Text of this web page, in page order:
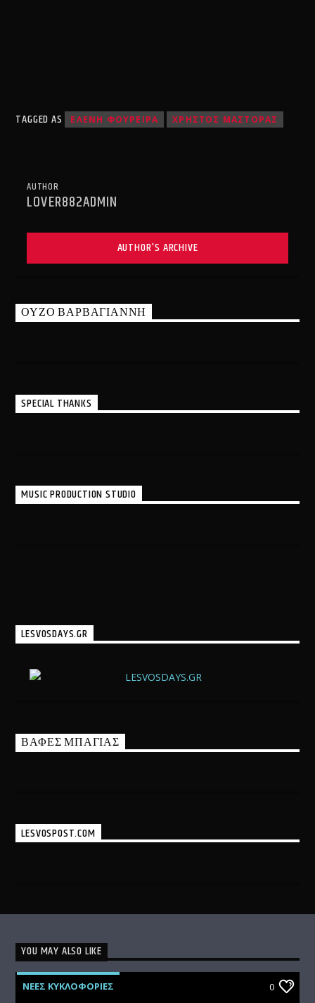
TAGGED AS ΕΛΕΝΗ ΦΟΥΡΕΙΡΑ ΧΡΗΣΤΟΣ ΜΑΣΤΟΡΑΣ
AUTHOR
LOVER882ADMIN
AUTHOR'S ARCHIVE
ΟΥΖΟ ΒΑΡΒΑΓΙΑΝΝΗ
SPECIAL THANKS
MUSIC PRODUCTION STUDIO
LESVOSDAYS.GR
ΒΑΦΕΣ ΜΠΑΓΙΑΣ
LESVOSPOST.COM
YOU MAY ALSO LIKE
ΝΕΕΣ ΚΥΚΛΟΦΟΡΙΕΣ 0